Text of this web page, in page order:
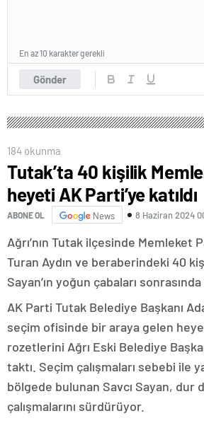
Gönder
En az 10 karakter gerekli
184 okunma
Tutak’ta 40 kişilik
heyeti AK Parti’ye katıldı
ABONE OL News 8 Haziran 2024
Ağrı’nın Tutak ilçesinde Memleket
Turan Aydın ve beraberindeki 40
Sayan’ın yoğun çabaları sonrasında
AK Parti Tutak Belediye Başkanı
seçim ofisinde bir araya gelen
rozetlerini Ağrı Eski Belediye
taktı. Seçim çalışmaları sebebi ile
bölgede bulunan Savcı Sayan, dur
çalışmalarını sürdürüyor.